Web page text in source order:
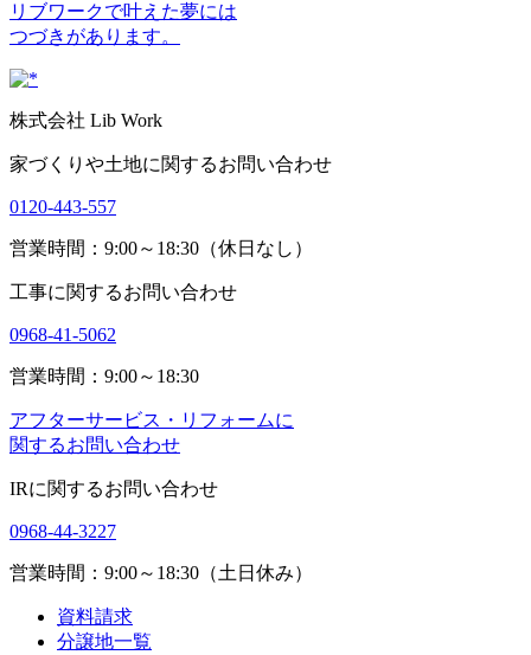
リブワークで叶えた夢には
つづきがあります。
株式会社 Lib Work
家づくりや土地に関するお問い合わせ
0120-443-557
営業時間：9:00～18:30（休日なし）
工事に関するお問い合わせ
0968-41-5062
営業時間：9:00～18:30
アフターサービス・リフォームに
関するお問い合わせ
IRに関するお問い合わせ
0968-44-3227
営業時間：9:00～18:30（土日休み）
資料請求
分譲地一覧